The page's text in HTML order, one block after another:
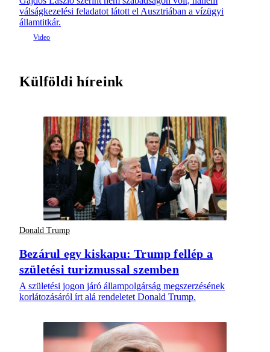
válságkezelési feladatot látott el Ausztriában a vízügyi
államtitkár.
Külföldi híreink
Donald Trump
Bezárul egy kiskapu: Trump fellép a
születési turizmussal szemben
A születési jogon járó állampolgárság megszerzésének
korlátozásáról írt alá rendeletet Donald Trump.